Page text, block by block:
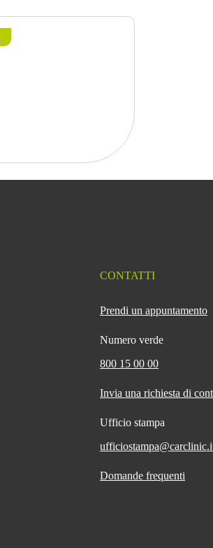
CONTATTI
Prendi un appuntamento
Numero verde
800 15 00 00
Invia una richiesta di
Ufficio stampa
Domande frequenti